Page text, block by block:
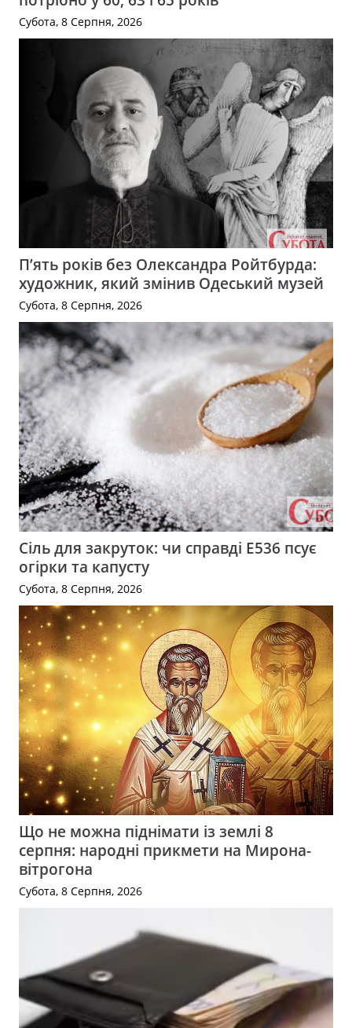
Субота, 8 Серпня, 2026
П’ять років без Олександра Ройтбурда:
художник, який змінив Одеський музей
Субота, 8 Серпня, 2026
Сіль для закруток: чи справді Е536 псує
огірки та капусту
Субота, 8 Серпня, 2026
Що не можна піднімати із землі 8
серпня: народні прикмети на Мирона-
вітрогона
Субота, 8 Серпня, 2026